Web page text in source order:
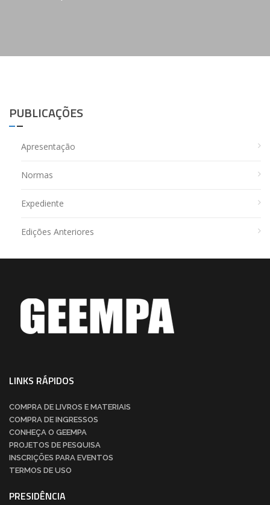
PUBLICAÇÕES
Apresentação
Normas
Expediente
Edições Anteriores
LINKS RÁPIDOS
COMPRA DE LIVROS E MATERIAIS
COMPRA DE INGRESSOS
CONHEÇA O GEEMPA
PROJETOS DE PESQUISA
INSCRIÇÕES PARA EVENTOS
TERMOS DE USO
PRESIDÊNCIA